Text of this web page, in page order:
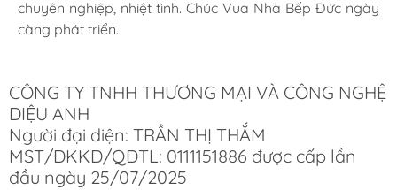
chuyên nghiệp, nhiệt tình. Chúc Vua Nhà Bếp Đức ngày
càng phát triển.
chuyên nghiệp, nhiệt tình. Chúc Vua Nhà Bếp Đức ngày
càng phát triển.
chuyên nghiệp, nhiệt tình. Chúc Vua Nhà Bếp Đức ngày
càng phát triển.
CÔNG TY TNHH THƯƠNG MẠI VÀ CÔNG NGHỆ
DIỆU ANH
Người đại diện: TRẦN THỊ THẮM
MST/ĐKKD/QĐTL: 0111151886 được cấp lần
đầu ngày 25/07/2025